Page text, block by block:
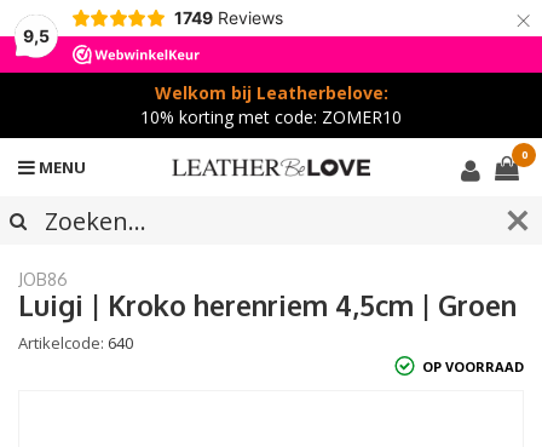
9,5
1749 Reviews ×
Welkom bij Leatherbelove:
10% korting met code: ZOMER10
MENU
0
JOB86
Luigi | Kroko herenriem 4,5cm | Groen
Artikelcode: 640
OP VOORRAAD